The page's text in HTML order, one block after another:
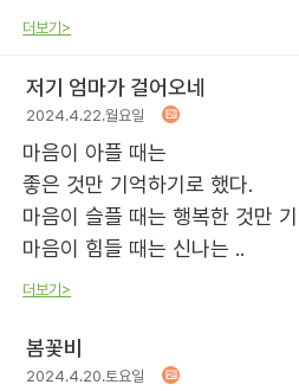
더보기>
저기 엄마가 걸어오네
2024.4.22.월요일
마음이 아플 때는
좋은 것만 기억하기로 했다.
마음이 슬플 때는 행복한 것만
마음이 힘들 때는 신나는 ..
더보기>
봄꽃비
2024.4.20.토요일